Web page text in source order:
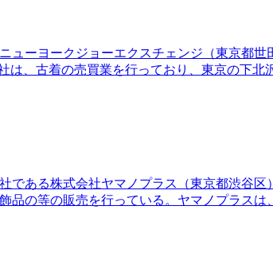
ーヨークジョーエクスチェンジ（東京都
、古着の売買業を行っており、東京の下北
ある株式会社ヤマノプラス（東京都渋谷
の等の販売を行っている。ヤマノプラス